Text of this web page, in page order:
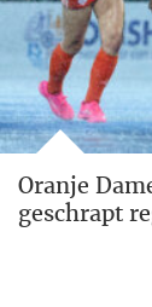
Oranje
geschrapt